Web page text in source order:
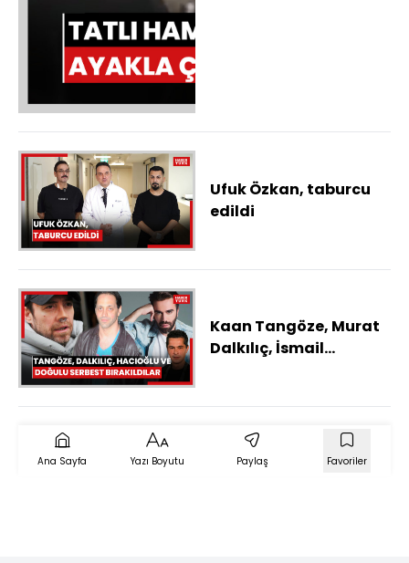
Ufuk Özkan, taburcu
edildi
Kaan Tangöze, Murat
Dalkılıç, İsmail
bırakıldı
Ana Sayfa Yazı Boyutu Paylaş Favoriler